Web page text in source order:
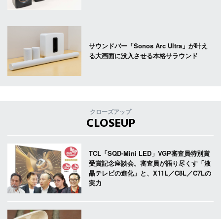
サウンドバー「Sonos Arc Ultra」が叶え
る大画面に没入させる本格サラウンド
クローズアップ
CLOSEUP
TCL「SQD-Mini LED」VGP審査員特別賞
受賞記念座談会。審査員が語り尽くす「液
晶テレビの進化」と、X11L／C8L／C7Lの
実力